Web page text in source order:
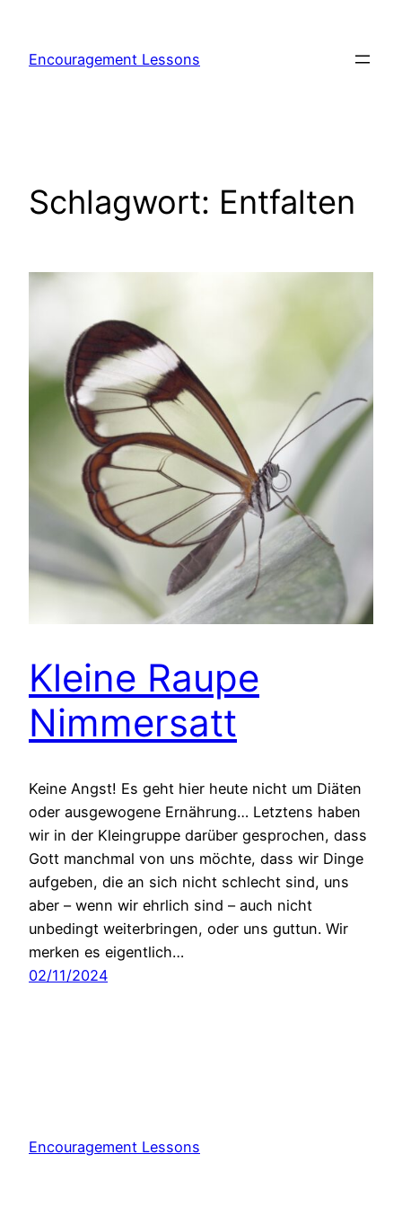
Encouragement Lessons
Schlagwort: Entfalten
Kleine Raupe
Nimmersatt
Keine Angst! Es geht hier heute nicht um Diäten
oder ausgewogene Ernährung… Letztens haben
wir in der Kleingruppe darüber gesprochen, dass
Gott manchmal von uns möchte, dass wir Dinge
aufgeben, die an sich nicht schlecht sind, uns
aber – wenn wir ehrlich sind – auch nicht
unbedingt weiterbringen, oder uns guttun. Wir
merken es eigentlich…
02/11/2024
Encouragement Lessons